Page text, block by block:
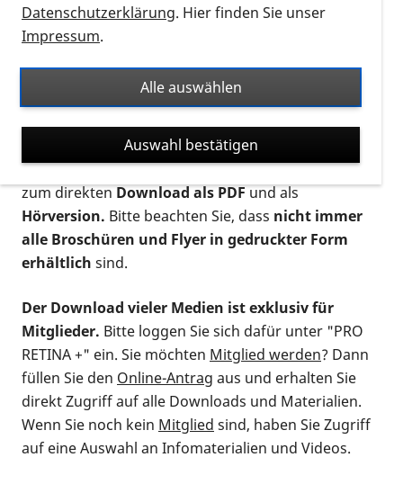
Auf dieser Seite finden Sie sämtliches Infomaterial
Ort. Nutzen Sie den Formatfilter, um ausschließlich
nach Flyern und Broschüren, Audios oder Videos zu
suchen. Die meisten Flyer und Broschüren werden in
verschiedenen Formaten angeboten: zur
postalischen Bestellung als gedruckte Variante
zum direktenDownload als PDFund als
Hörversion. Bitte beachten Sie, dass nicht immer
alle Broschüren und Flyer in gedruckter Form
erhältlich sind.
Der Download vieler Medien ist exklusiv für
Mitglieder. Bitte loggen Sie sich dafür unter "PRO
RETINA +" ein. Sie möchten Mitglied werden? Dann
füllen Sie den Online-Antrag aus und erhalten Sie
direkt Zugriff auf alle Downloads und Materialien.
Wenn Sie noch kein Mitglied sind, haben Sie Zugriff
auf eine Auswahl an Infomaterialien und Videos.
Datenschutzerklärung. Hier finden Sie unser
Impressum.
Alle auswählen
Auswahl bestätigen